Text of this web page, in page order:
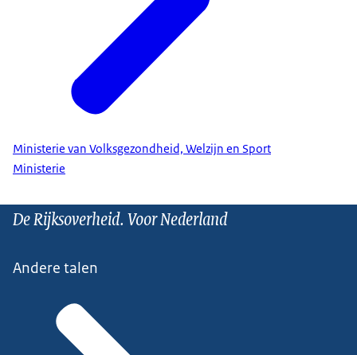
Ministerie van Volksgezondheid, Welzijn en Sport
Ministerie
De Rijksoverheid. Voor Nederland
Andere talen